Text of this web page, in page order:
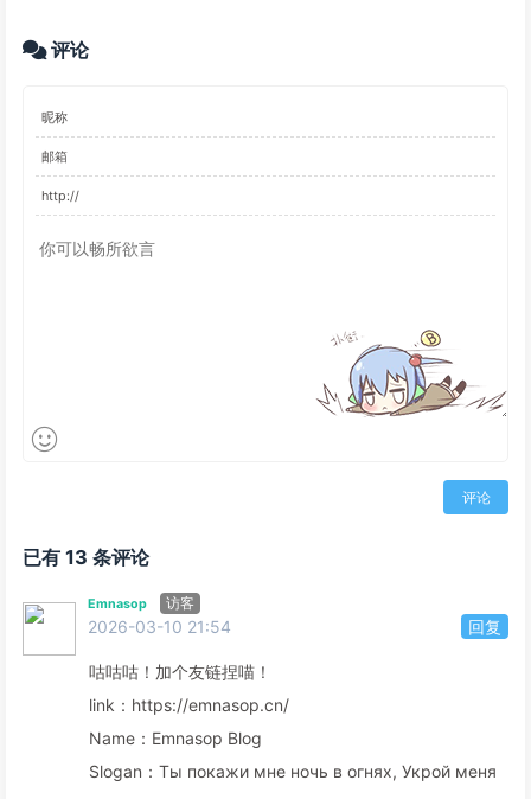
评论
评论
已有 13 条评论
Emnasop 访客
2026-03-10 21:54 回复
咕咕咕！加个友链捏喵！
link：https://emnasop.cn/
Name：Emnasop Blog
Slogan：Ты покажи мне ночь в огнях, Укрой меня